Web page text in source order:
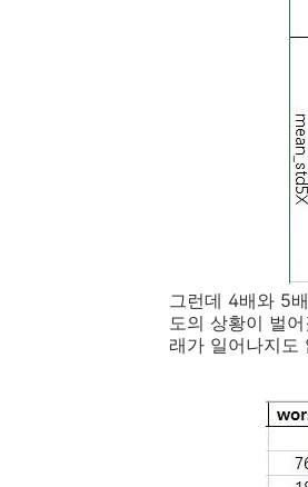
그런데 4배와 5
도의 상황이 벌
래가 일어나지도